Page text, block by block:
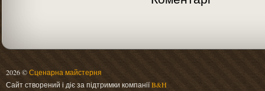
2026 ©Сценарна майстерня
Сайт створений і діє за підтримки компаніїB&H